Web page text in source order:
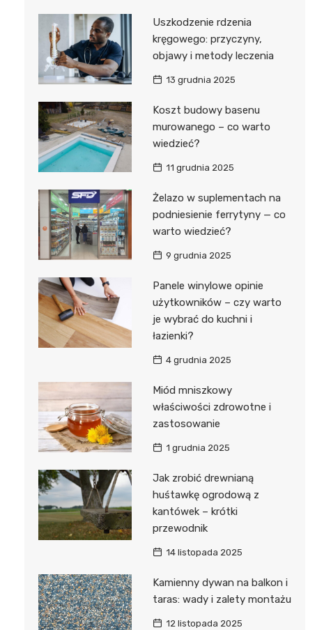
Uszkodzenie rdzenia
kręgowego: przyczyny,
objawy i metody leczenia
13 grudnia 2025
Koszt budowy basenu
murowanego – co warto
wiedzieć?
11 grudnia 2025
Żelazo w suplementach na
podniesienie ferrytyny — co
warto wiedzieć?
9 grudnia 2025
Panele winylowe opinie
użytkowników – czy warto
je wybrać do kuchni i
łazienki?
4 grudnia 2025
Miód mniszkowy
właściwości zdrowotne i
zastosowanie
1 grudnia 2025
Jak zrobić drewnianą
huśtawkę ogrodową z
kantówek – krótki
przewodnik
14 listopada 2025
Kamienny dywan na balkon i
taras: wady i zalety montażu
12 listopada 2025